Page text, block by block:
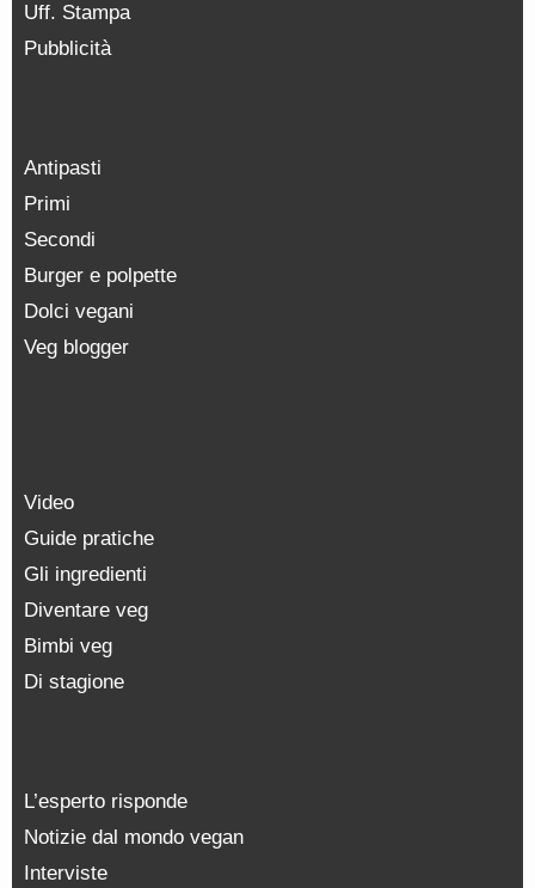
Uff. Stampa
Pubblicità
Antipasti
Primi
Secondi
Burger e polpette
Dolci vegani
Veg blogger
Video
Guide pratiche
Gli ingredienti
Diventare veg
Bimbi veg
Di stagione
L’esperto risponde
Notizie dal mondo vegan
Interviste